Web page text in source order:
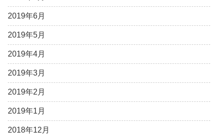
2019年6月
2019年5月
2019年4月
2019年3月
2019年2月
2019年1月
2018年12月